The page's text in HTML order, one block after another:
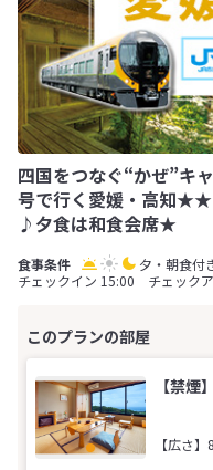
四国をつなぐ“かぜ”キ
号で行く愛媛・高知★★
♪夕食は和食会席★
夕・朝食付
チェックイン 15:00 チェック
【禁
【広さ】